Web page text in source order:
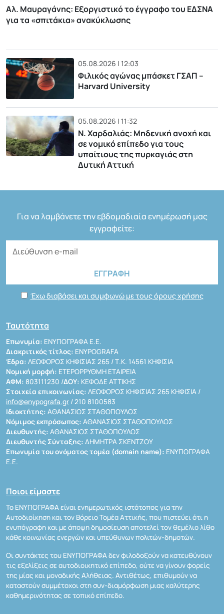
Αλ. Μαυραγάνης: Εξοργιστικό το έγγραφο του ΕΔΣΝΑ
για τα «σπιτάκια» ανακύκλωσης
05.08.2026 | 12:03
Φιλικός αγώνας μπάσκετ ΓΣΑΠ –
Harvard University
05.08.2026 | 11:32
Ν. Χαρδαλιάς: Μηδενική ανοχή και
σε νομικό επίπεδο για τους
υπαίτιους της πυρκαγιάς στη
Δυτική Αττική
Για να λαμβάνετε την εβδομαδιαία ενημέρωσή μας
εγγραφείτε:
Έχω διαβάσει και συμφωνώ με τους όρους χρήσης
Ταυτότητα
Επωνυμία: ΕΝΥΠΟΓΡΑΦΑ Ε.Ε.
Διακριτικός τίτλος: ENYPOGRAFA
Έδρα: ΛΕΩΦΟΡΟΣ ΚΗΦΙΣΙΑΣ 265 / Τ.Κ. 14561 ΚΗΦΙΣΙΑ
Νομική μορφή: ΕΤΕΡΟΡΡΥΘΜΗ ΕΤΑΙΡΕΙΑ
ΑΦΜ: 803111230 /ΔΟΥ: ΚΕΦΟΔΕ ΑΤΤΙΚΗΣ
Στοιχεία επικοινωνίας: ΛΕΩΦΟΡΟΣ ΚΗΦΙΣΙΑΣ 265 ΚΗΦΙΣΙΑ /
info@enypografa.gr / 210 8100583
Ιδιοκτήτης: ΑΘΑΝΑΣΙΟΣ ΣΤΑΘΟΠΟΥΛΟΣ
Νόμιμος εκπρόσωπος: ΑΘΑΝΑΣΙΟΣ ΣΤΑΘΟΠΟΥΛΟΣ
Διευθυντής: ΑΘΑΝΑΣΙΟΣ ΣΤΑΘΟΠΟΥΛΟΣ
Διευθυντής Σύνταξης: ΔΗΜΗΤΡΑ ΣΚΕΝΤΖΟΥ
Επωνυμία του ονόματος τομέα (domain name): ΕΝΥΠΟΓΡΑΦΑ
Ε.Ε.
Ποιοι είμαστε
Το ΕΝΥΠΟΓΡΑΦΑ είναι ενημερωτικός ιστότοπος για την
Αυτοδιοίκηση και τον Βόρειο Τομέα Αττικής, που πιστεύει ότι η
ενυπόγραφη και με άποψη δημοσίευση αποτελεί τον θεμέλιο λίθο
κάθε κοινωνίας ενεργών και υπεύθυνων πολιτών-δημοτών.
Οι συντάκτες του ΕΝΥΠΟΓΡΑΦΑ δεν φιλοδοξούν να κατευθύνουν
τις εξελίξεις σε αυτοδιοικητικό επίπεδο, ούτε να γίνουν φορείς
της μίας και μοναδικής Αλήθειας. Αντιθέτως, επιθυμούν να
καταστούν συμμέτοχοι στη συν-διαμόρφωση μιας καλύτερης
καθημερινότητας σε τοπικό επίπεδο.